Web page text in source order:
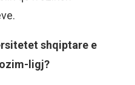
shqiptare e
ligj?